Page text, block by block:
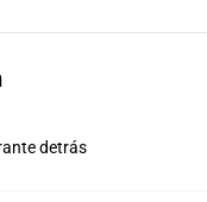
detrás